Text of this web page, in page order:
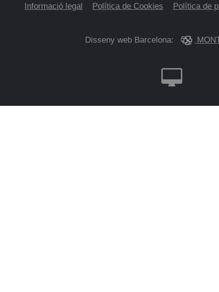
Informació legal Política de Cookies Política de
Disseny web Barcelona: